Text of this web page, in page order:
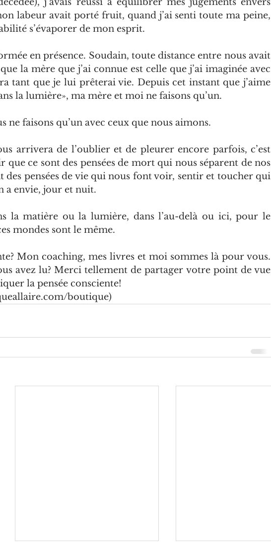
labeur avait porté fruit, quand j’ai senti toute ma peine,
s’évaporer de mon esprit.
en présence. Soudain, toute distance entre nous avait
la mère que j’ai connue est celle que j’ai imaginée avec
tant que je lui prêterai vie. Depuis cet instant que j’aime
la lumière», ma mère et moi ne faisons qu’un.
ne faisons qu’un avec ceux que nous aimons.
arrivera de l’oublier et de pleurer encore parfois, c’est
ce sont des pensées de mort qui nous séparent de nos
des pensées de vie qui nous font voir, sentir et toucher qui
a envie, jour et nuit.
la matière ou la lumière, dans l’au-delà ou ici, pour le
mondes sont le même.
Mon coaching, mes livres et moi sommes là pour vous.
avez lu? Merci tellement de partager votre point de vue
la pensée consciente!
boutique)